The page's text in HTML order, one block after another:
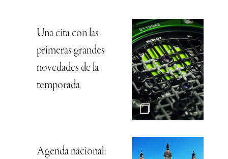
Una cita con las
primeras grandes
novedades de la
temporada
Agenda nacional: